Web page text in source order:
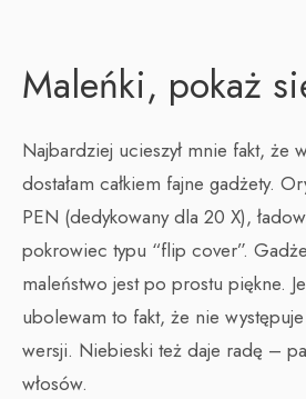
Maleńki, pokaż
Najbardziej ucieszył mnie fakt, że
dostałam całkiem fajne gadżety.
PEN (dedykowany dla 20 X),
pokrowiec typu “flip cover”.
maleństwo jest po prostu piękne.
ubolewam to fakt, że nie
wersji. Niebieski też daje radę –
włosów.